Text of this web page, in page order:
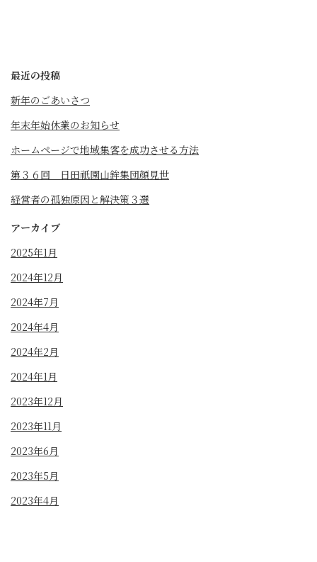
最近の投稿
新年のごあいさつ
年末年始休業のお知らせ
ホームページで地域集客を成功させる方法
第３６回 日田祇園山鉾集団顔見世
経営者の孤独原因と解決策３選
アーカイブ
2025年1月
2024年12月
2024年7月
2024年4月
2024年2月
2024年1月
2023年12月
2023年11月
2023年6月
2023年5月
2023年4月